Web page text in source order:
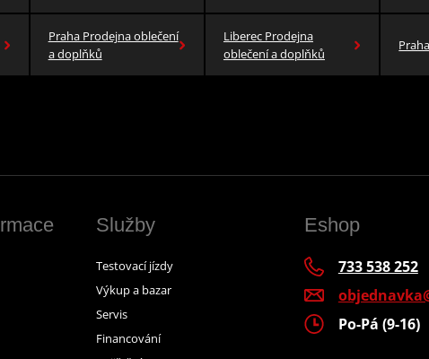
Praha Prodejna oblečení
a doplňků
Liberec Prodejna
oblečení a doplňků
Služby
Testovací jízdy
Výkup a bazar
Servis
Financování
Eshop
733 538 252
Po-Pá (9-16)